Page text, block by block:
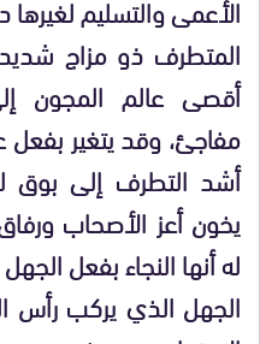
الأعمى والتسليم
المتطرف ذو مزاج
أقصى عالم المجون
مفاجئ، وقد يتغير
أشد التطرف إلى بوق
يخون أعز الأصحاب
له أنها النجاء بفعل
الجهل الذي يركب رأس